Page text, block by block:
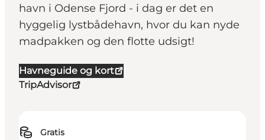
havn i Odense Fjord - i dag er det en
hyggelig lystbådehavn, hvor du kan nyde
madpakken og den flotte udsigt!
Havneguide og kort
TripAdvisor
Gratis